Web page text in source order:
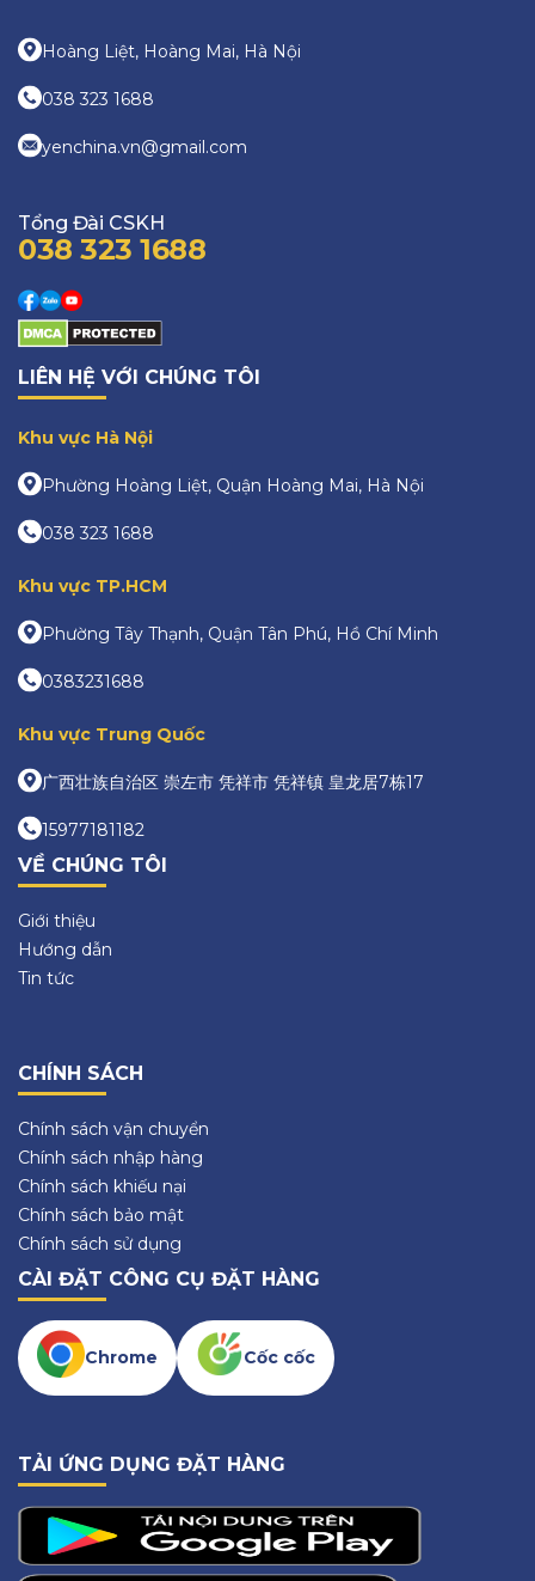
Hoàng Liệt, Hoàng Mai, Hà Nội
038 323 1688
yenchina.vn@gmail.com
Tổng Đài CSKH
038 323 1688
LIÊN HỆ VỚI CHÚNG TÔI
Khu vực Hà Nội
Phường Hoàng Liệt, Quận Hoàng Mai, Hà Nội
038 323 1688
Khu vực TP.HCM
Phường Tây Thạnh, Quận Tân Phú, Hồ Chí Minh
0383231688
Khu vực Trung Quốc
广西壮族自治区 崇左市 凭祥市 凭祥镇 皇龙居7栋17
15977181182
VỀ CHÚNG TÔI
Giới thiệu
Hướng dẫn
Tin tức
CHÍNH SÁCH
Chính sách vận chuyển
Chính sách nhập hàng
Chính sách khiếu nại
Chính sách bảo mật
Chính sách sử dụng
CÀI ĐẶT CÔNG CỤ ĐẶT HÀNG
Chrome Cốc cốc
TẢI ỨNG DỤNG ĐẶT HÀNG